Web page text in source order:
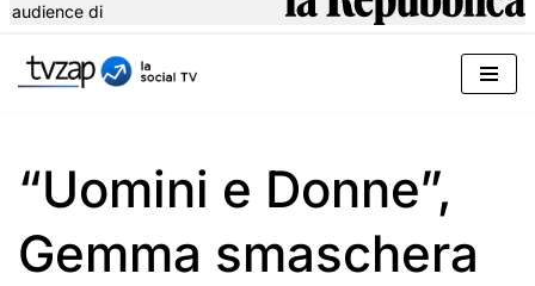
al
audience di
“Uomini e Donne”,
Gemma smaschera